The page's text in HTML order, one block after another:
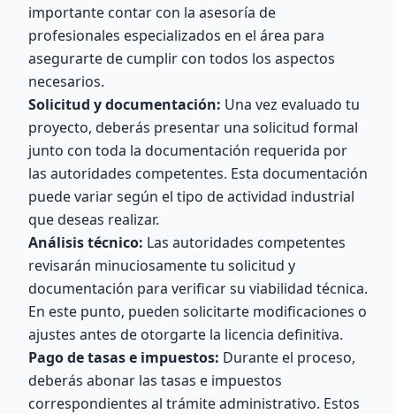
importante contar con la asesoría de
profesionales especializados en el área para
asegurarte de cumplir con todos los aspectos
necesarios.
Solicitud y documentación: Una vez evaluado tu
proyecto, deberás presentar una solicitud formal
junto con toda la documentación requerida por
las autoridades competentes. Esta documentación
puede variar según el tipo de actividad industrial
que deseas realizar.
Análisis técnico: Las autoridades competentes
revisarán minuciosamente tu solicitud y
documentación para verificar su viabilidad técnica.
En este punto, pueden solicitarte modificaciones o
ajustes antes de otorgarte la licencia definitiva.
Pago de tasas e impuestos: Durante el proceso,
deberás abonar las tasas e impuestos
correspondientes al trámite administrativo. Estos